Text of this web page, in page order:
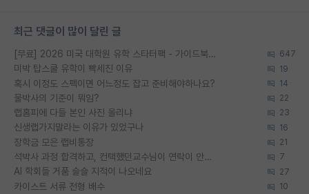
최근 댓글이 많이 달린 글
[무료] 2026 미국 대학원 유학 스타터팩 - 가이드북 & 합격자 컨택메일 템플릿 647
미박 탑스쿨 유학이 빡세진 이유 19
혹시 이정도 스펙이면 어느정도 잡고 준비해야하나요? 14
물박사의 기준이 뭐임? 22
랩홈피에 다들 본인 사진 올리냐 23
신생랩가지말라는 이유가 있었구나 16
장학금 모은 랩비통장 21
석박사 과정 합격하고, 컨택했던교수님이 연락이 안됩니다... 7
AI 학회들 거품 슬슬 지적이 나오네요 27
카이스트 서류 전형 배수 10